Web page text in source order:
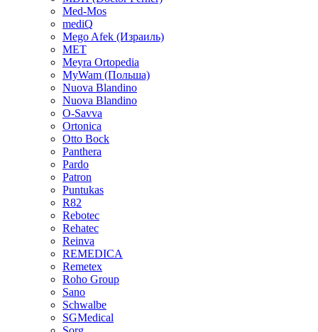
Med-Mos
mediQ
Mego Afek (Израиль)
MET
Meyra Ortopedia
MyWam (Польша)
Nuova Blandino
Nuova Blandino
O-Savva
Ortonica
Otto Bock
Panthera
Pardo
Patron
Puntukas
R82
Rebotec
Rehatec
Reinva
REMEDICA
Remetex
Roho Group
Sano
Schwalbe
SGMedical